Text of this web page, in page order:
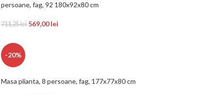
persoane, fag, 92 180x92x80 cm
711,25lei 569,00lei
-20%
Masa plianta, 8 persoane, fag, 177x77x80 cm